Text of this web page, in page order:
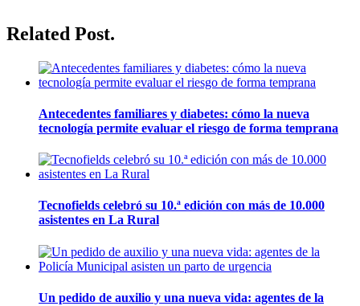
Related Post.
Antecedentes familiares y diabetes: cómo la nueva
tecnología permite evaluar el riesgo de forma temprana
Tecnofields celebró su 10.ª edición con más de 10.000
asistentes en La Rural
Un pedido de auxilio y una nueva vida: agentes de la